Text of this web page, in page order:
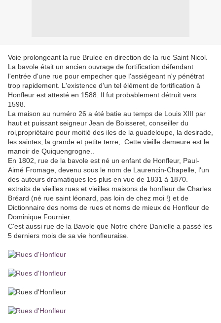
Voie prolongeant la rue Brulee en direction de la rue Saint Nicol.
La bavole était un ancien ouvrage de fortification défendant
l'entrée d'une rue pour empecher que l'assiégeant n'y pénétrat
trop rapidement. L'existence d'un tel élément de fortification à
Honfleur est attesté en 1588. Il fut probablement détruit vers
1598.
La maison au numéro 26 a été batie au temps de Louis XIII par
haut et puissant seigneur Jean de Boisseret, conseiller du
roi,propriétaire pour moitié des iles de la guadeloupe, la desirade,
les saintes, la grande et petite terre,. Cette vieille demeure est le
manoir de Quiquengrogne..
En 1802, rue de la bavole est né un enfant de Honfleur, Paul-
Aimé Fromage, devenu sous le nom de Laurencin-Chapelle, l'un
des auteurs dramatiques les plus en vue de 1831 à 1870.
extraits de vieilles rues et vieilles maisons de honfleur de Charles
Bréard (né rue saint léonard, pas loin de chez moi !) et de
Dictionnaire des noms de rues et noms de mieux de Honfleur de
Dominique Fournier.
C'est aussi rue de la Bavole que Notre chère Danielle a passé les
5 derniers mois de sa vie honfleuraise.